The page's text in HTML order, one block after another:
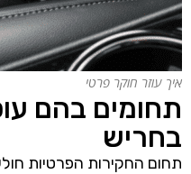
איך עוזר חוקר פרטי
תחומים בהם
בחריש
תחום החקירות הפרטיות